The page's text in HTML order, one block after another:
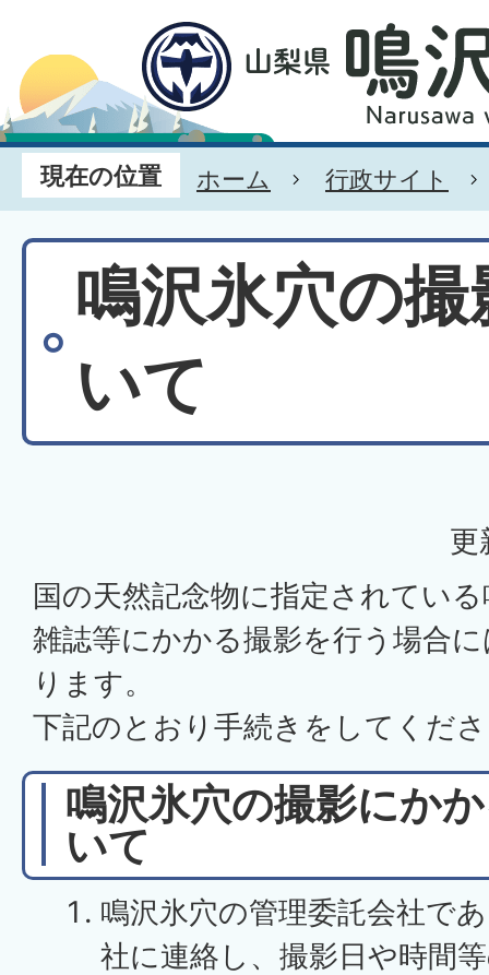
現在の位置 ホーム 行政サイト
鳴沢氷穴の
いて
更
国の天然記念物に指定されてい
雑誌等にかかる撮影を行う場合
ります。
下記のとおり手続きをしてくだ
鳴沢氷穴の撮影にか
いて
鳴沢氷穴の管理委託会社で
社に連絡し、撮影日や時間